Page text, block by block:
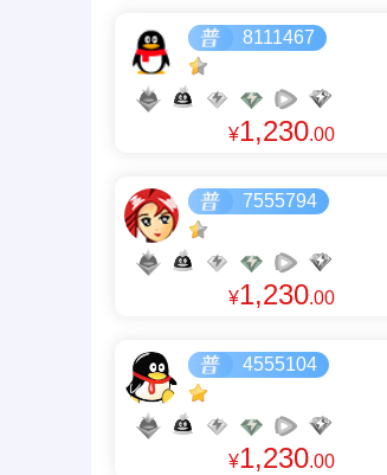
8111467
¥1,230.00
7555794
¥1,230.00
4555104
¥1,230.00